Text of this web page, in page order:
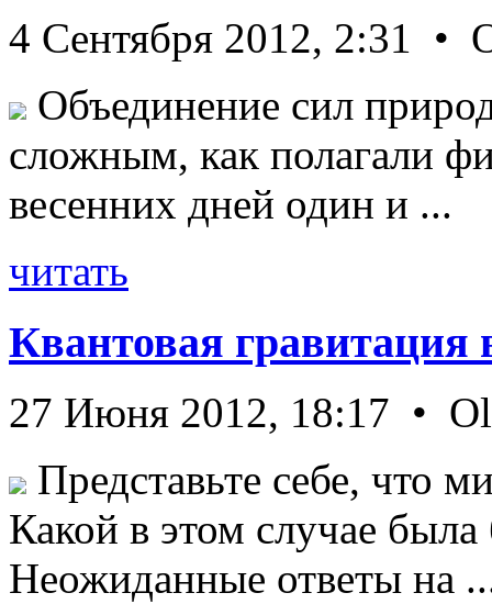
4 Сентября 2012, 2:31 •
Объединение сил
сложным, как полагали
весенних дней один и ...
читать
Квантовая гравитация
27 Июня 2012, 18:17 •
Представьте себе, что
Какой в этом случае
Неожиданные ответы на